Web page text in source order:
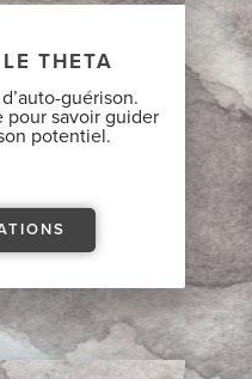
THETA
guérison.
pour savoir guider
potentiel.